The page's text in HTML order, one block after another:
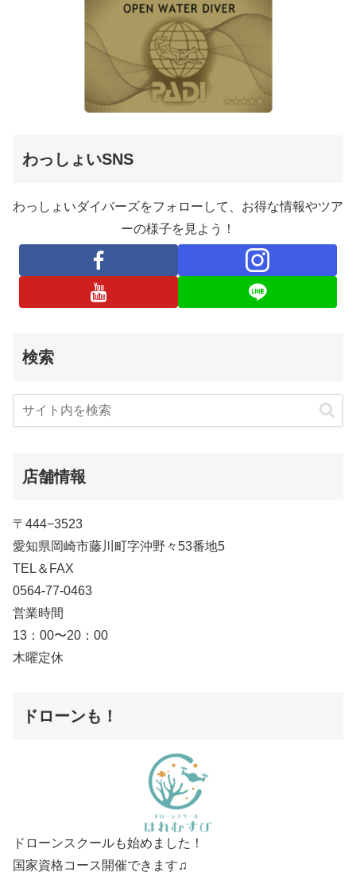
わっしょいSNS
わっしょいダイバーズをフォローして、お得な情報やツア
ーの様子を見よう！
検索
店舗情報
〒444−3523
愛知県岡崎市藤川町字沖野々53番地5
TEL＆FAX
0564-77-0463
営業時間
13：00〜20：00
木曜定休
ドローンも！
ドローンスクールも始めました！
国家資格コース開催できます♫